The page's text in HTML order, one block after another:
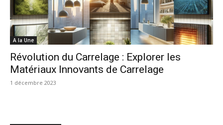
A la Une
Révolution du Carrelage : Explorer les
Matériaux Innovants de Carrelage
1 décembre 2023